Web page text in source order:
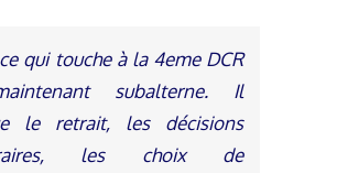
qui touche à la 4eme DCR
subalterne. Il
le retrait, les décisions
les choix de